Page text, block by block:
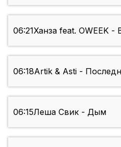
06:21Ханза feat. OWEEK -
06:18Artik & Asti -
06:15Леша Свик - Дым